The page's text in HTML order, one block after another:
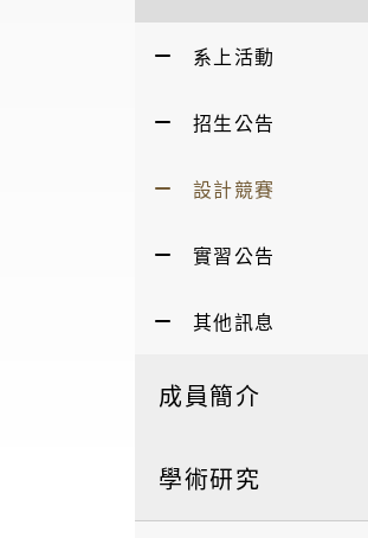
系上活動
招生公告
設計競賽
實習公告
其他訊息
成員簡介
學術研究